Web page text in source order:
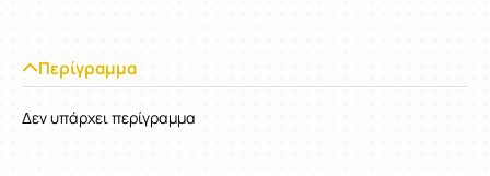
Περίγραμμα
Δεν υπάρχει περίγραμμα